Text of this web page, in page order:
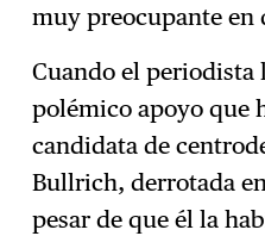
muy preocupante en
Cuando el periodista
polémico apoyo que
candidata de
Bullrich, derrotada
pesar de que él la